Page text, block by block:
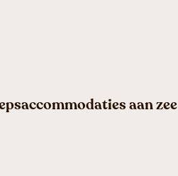
aan zee